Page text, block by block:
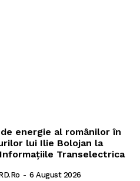
energie al românilor în
lui Ilie Bolojan la
Transelectrica
- 6 August 2026